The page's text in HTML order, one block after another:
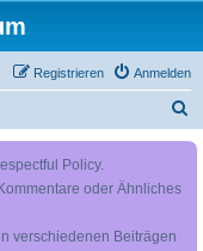
Anmelden
Registrieren
Policy.
oder Ähnliches
verschiedenen Beiträgen